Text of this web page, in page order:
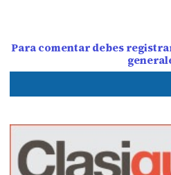
Para comentar debes